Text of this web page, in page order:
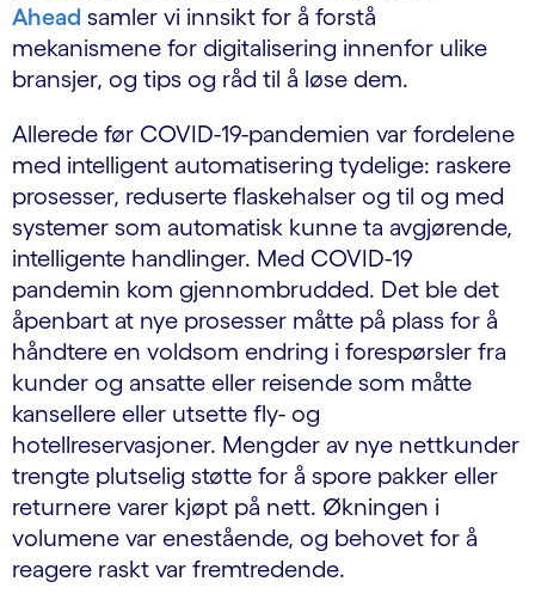
Ahead samler vi innsikt for å forstå
mekanismene for digitalisering innenfor ulike
bransjer, og tips og råd til å løse dem.
Allerede før COVID-19-pandemien var fordelene
med intelligent automatisering tydelige: raskere
prosesser, reduserte flaskehalser og til og med
systemer som automatisk kunne ta avgjørende,
intelligente handlinger. Med COVID-19
pandemin kom gjennombrudded. Det ble det
åpenbart at nye prosesser måtte på plass for å
håndtere en voldsom endring i forespørsler fra
kunder og ansatte eller reisende som måtte
kansellere eller utsette fly- og
hotellreservasjoner. Mengder av nye nettkunder
trengte plutselig støtte for å spore pakker eller
returnere varer kjøpt på nett. Økningen i
volumene var enestående, og behovet for å
reagere raskt var fremtredende.